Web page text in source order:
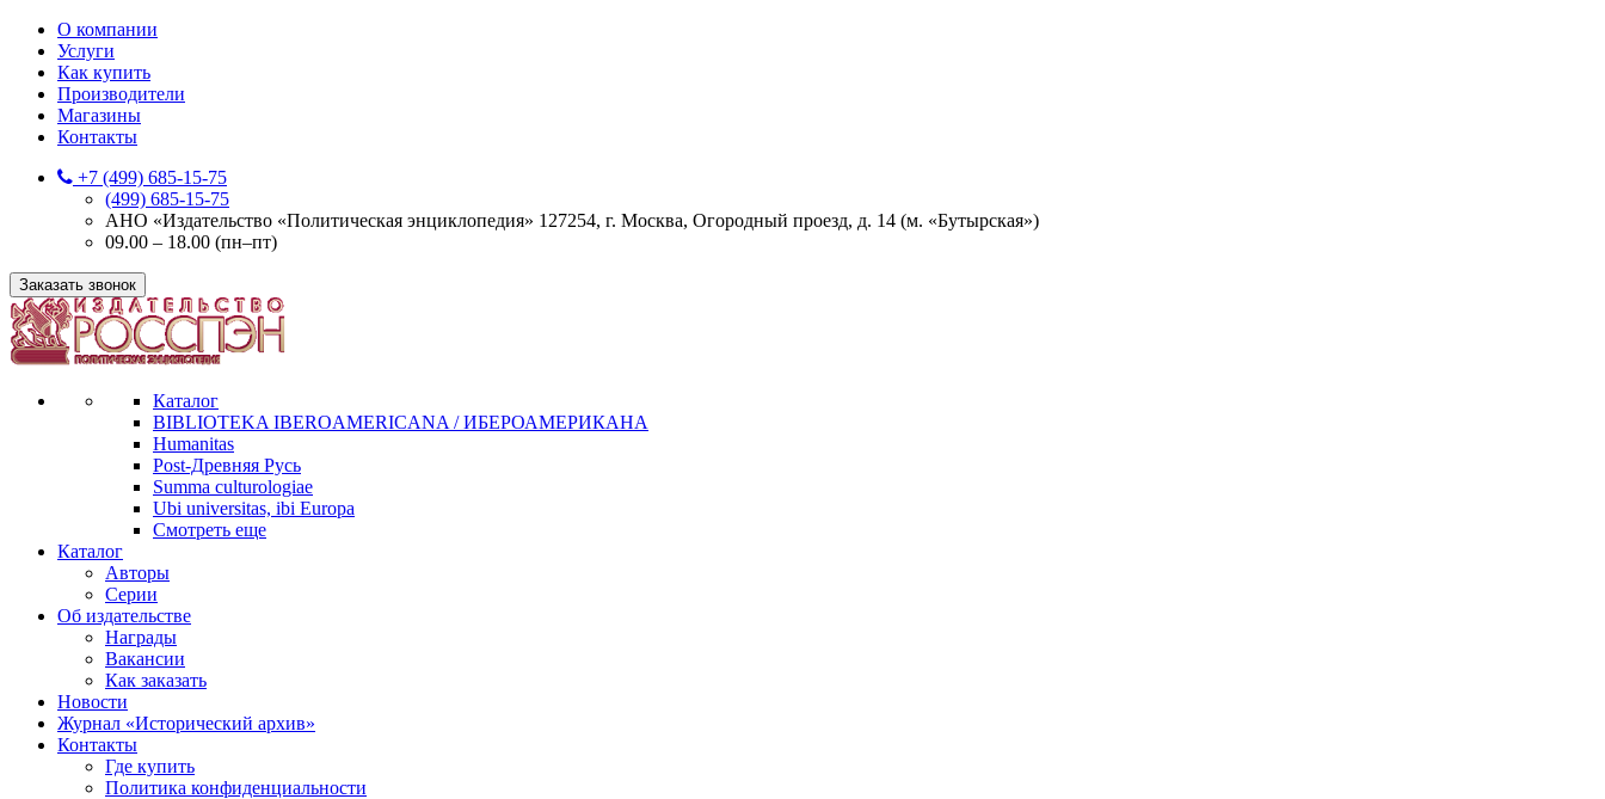
О компании
Услуги
Как купить
Производители
Магазины
Контакты
+7 (499) 685-15-75
(499) 685-15-75
АНО «Издательство «Политическая энциклопедия» 127254, г. Москва, Огородный проезд, д. 14 (м. «Бутырская»)
09.00 – 18.00 (пн–пт)
Заказать звонок
Каталог
BIBLIOTEKA IBEROAMERICANA / ИБЕРОАМЕРИКАНА
Humanitas
Post-Древняя Русь
Summa culturologiae
Ubi universitas, ibi Europa
Смотреть еще
Каталог
Авторы
Серии
Об издательстве
Награды
Вакансии
Как заказать
Новости
Журнал «Исторический архив»‎
Контакты
Где купить
Политика конфиденциальности